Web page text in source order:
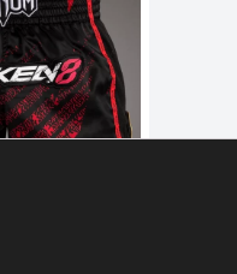
Venum
Law